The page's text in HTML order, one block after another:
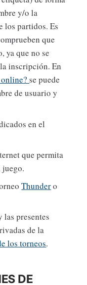
y/o la
los partidos. Es
que
ya que no se
inscripción. En
online?se puede
de usuario y
en el
que permita
Thundero
presentes
de la
los torneos.
DE